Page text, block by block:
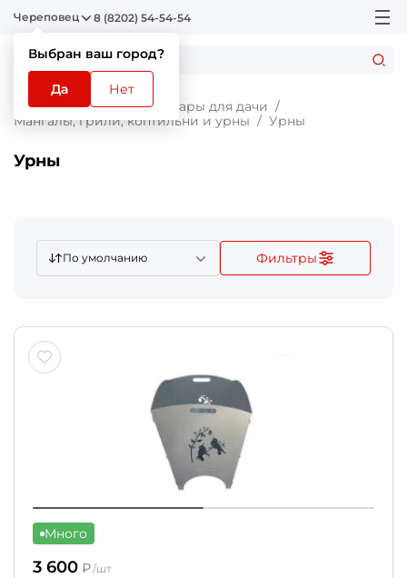
Череповец
Выбран ваш город?
Да Нет
8 (8202) 54-54-54
Главная Каталог
Товары для дачи
Мангалы, грили, коптильни и урны
Урны
Урны
По умолчанию Фильтры
Много
3 600 ₽/шт